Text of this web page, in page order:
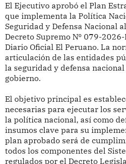
El Ejecutivo aprobó el Plan
que implementa la Política
Seguridad y Defensa Nacional
Decreto Supremo Nº 079-
Diario Oficial El Peruano. La
articulación de las entidades
la seguridad y defensa
gobierno.
El objetivo principal es
necesarias para ejecutar los
la política nacional, así como
insumos clave para su
plan aprobado será de
todos los componentes del
regulados por el Decreto